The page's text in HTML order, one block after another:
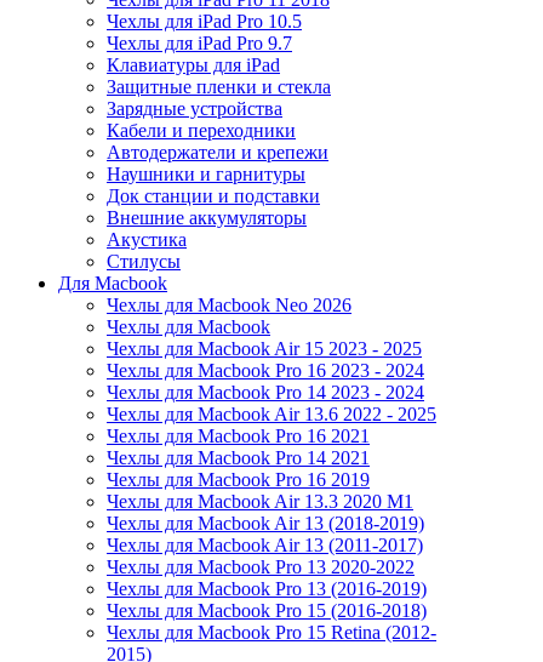
Чехлы для iPad Pro 10.5
Чехлы для iPad Pro 9.7
Клавиатуры для iPad
Защитные пленки и стекла
Зарядные устройства
Кабели и переходники
Автодержатели и крепежи
Наушники и гарнитуры
Док станции и подставки
Внешние аккумуляторы
Акустика
Стилусы
Для Macbook
Чехлы для Macbook Neo 2026
Чехлы для Macbook
Чехлы для Macbook Air 15 2023 - 2025
Чехлы для Macbook Pro 16 2023 - 2024
Чехлы для Macbook Pro 14 2023 - 2024
Чехлы для Macbook Air 13.6 2022 - 2025
Чехлы для Macbook Pro 16 2021
Чехлы для Macbook Pro 14 2021
Чехлы для Macbook Pro 16 2019
Чехлы для Macbook Air 13.3 2020 M1
Чехлы для Macbook Air 13 (2018-2019)
Чехлы для Macbook Air 13 (2011-2017)
Чехлы для Macbook Pro 13 2020-2022
Чехлы для Macbook Pro 13 (2016-2019)
Чехлы для Macbook Pro 15 (2016-2018)
Чехлы для Macbook Pro 15 Retina (2012-
2015)